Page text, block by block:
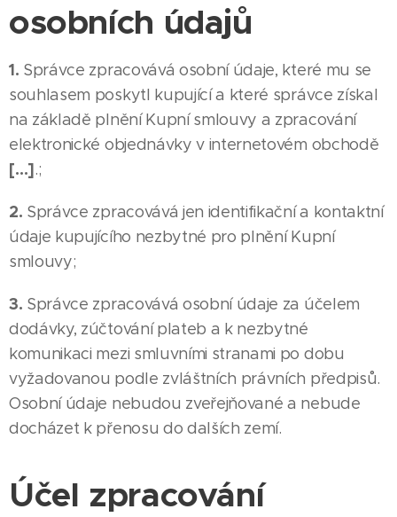
osobních údajů
1. Správce zpracovává osobní údaje, které mu se
souhlasem poskytl kupující a které správce získal
na základě plnění Kupní smlouvy a zpracování
elektronické objednávky v internetovém obchodě
[…].;
2. Správce zpracovává jen identifikační a kontaktní
údaje kupujícího nezbytné pro plnění Kupní
smlouvy;
3. Správce zpracovává osobní údaje za účelem
dodávky, zúčtování plateb a k nezbytné
komunikaci mezi smluvními stranami po dobu
vyžadovanou podle zvláštních právních předpisů.
Osobní údaje nebudou zveřejňované a nebude
docházet k přenosu do dalších zemí.
Účel zpracování